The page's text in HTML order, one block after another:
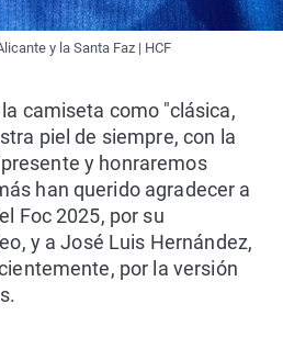
y la Santa Faz | HCF
camiseta como "clásica,
piel de siempre, con la
y honraremos
han querido agradecer a
Foc 2025, por su
y a José Luis Hernández,
por la versión